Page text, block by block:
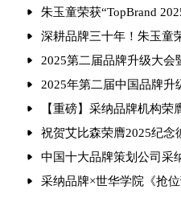
朱玉童荣获“TopBrand
深耕品牌三十年！朱玉童
2025第二届品牌升级大
2025年第二届中国品牌升
【重磅】采纳品牌机构
祝贺艾比森荣膺2025纪念
中国十大品牌策划公司采
采纳品牌×世华学院《抢